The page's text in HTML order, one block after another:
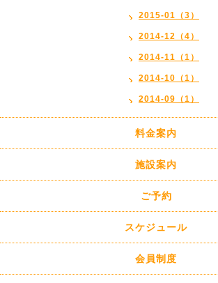
2015-01（3）
2014-12（4）
2014-11（1）
2014-10（1）
2014-09（1）
料金案内
施設案内
ご予約
スケジュール
会員制度